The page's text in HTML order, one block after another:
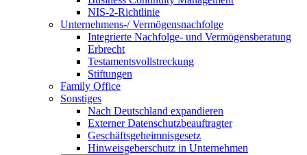
NIS-2-Richtlinie
Unternehmens-/Vermögensnachfolge
Integrierte Nachfolge- und Vermögensberatung
Erbrecht
Testamentsvollstreckung
Stiftungen
Family Office
Sonstiges
Nach Deutschland expandieren
Externer Datenschutzbeauftragter
Geschäftsgeheimnisgesetz
Hinweisgeberschutz in Unternehmen